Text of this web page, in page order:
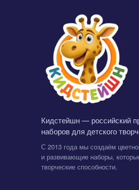
Кидстейшн — российский
наборов для детского
С 2013 года мы создаём
и развивающие наборы,
творческие способности.